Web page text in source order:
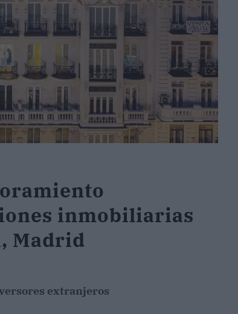
inmobiliarias
Madrid
extranjeros